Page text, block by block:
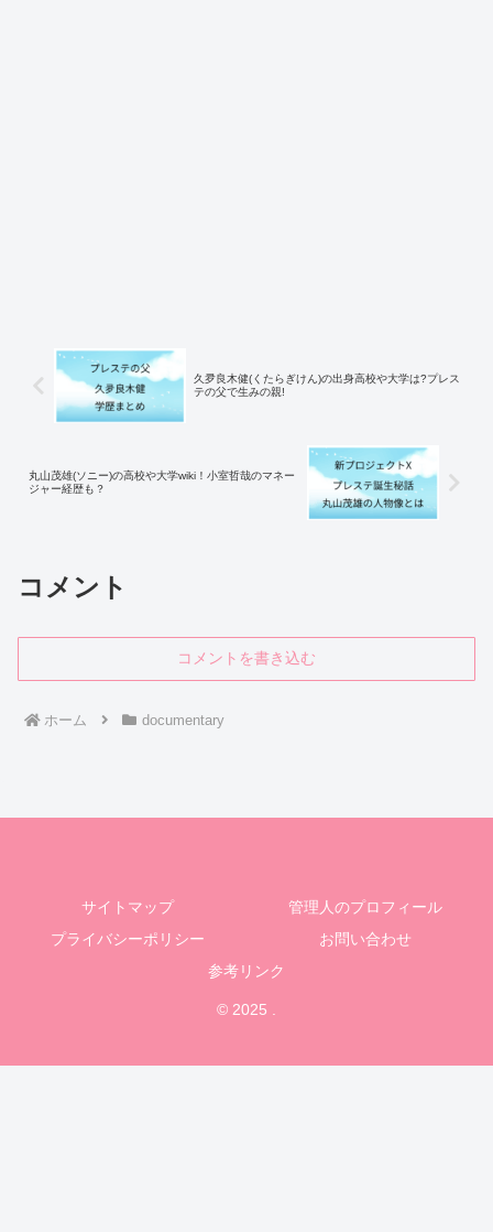
久夛良木健(くたらぎけん)の出身高校や大学は?プレス
テの父で生みの親!
丸山茂雄(ソニー)の高校や大学wiki！小室哲哉のマネー
ジャー経歴も？
コメント
コメントを書き込む
ホーム documentary
サイトマップ
管理人のプロフィール
プライバシーポリシー
お問い合わせ
参考リンク
© 2025 .